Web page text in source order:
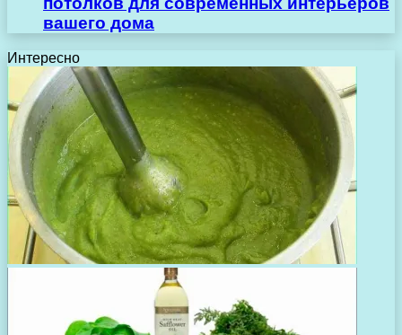
вашего дома
Интересно